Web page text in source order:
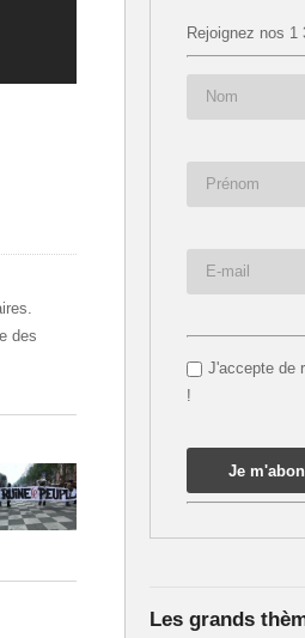
des
Rejoignez nos 1
J'accepte de
!
Les grands